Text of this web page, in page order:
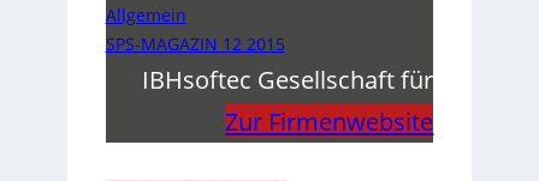
Allgemein
SPS-MAGAZIN 12 2015
IBHsoftec Gesellschaft für
Zur Firmenwebsite